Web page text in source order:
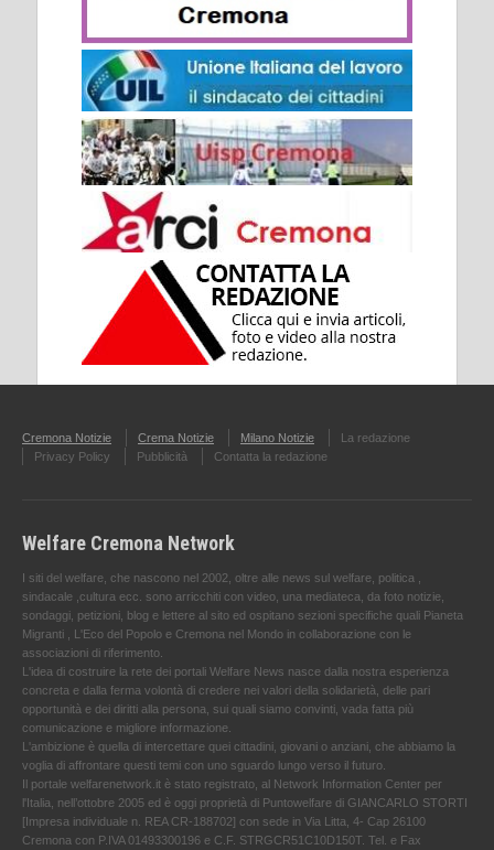
Cremona Notizie Crema Notizie Milano Notizie
La redazione
Privacy Policy
Pubblicità Contatta la redazione
Welfare Cremona Network
I siti del welfare, che nascono nel 2002, oltre alle news sul welfare, politica ,
sindacale ,cultura ecc. sono arricchiti con video, una mediateca, da foto notizie,
sondaggi, petizioni, blog e lettere al sito ed ospitano sezioni specifiche quali Pianeta
Migranti , L'Eco del Popolo e Cremona nel Mondo in collaborazione con le
associazioni di riferimento.
L'idea di costruire la rete dei portali Welfare News nasce dalla nostra esperienza
concreta e dalla ferma volontà di credere nei valori della solidarietà, delle pari
opportunità e dei diritti alla persona, sui quali siamo convinti, vada fatta più
comunicazione e migliore informazione.
L'ambizione è quella di intercettare quei cittadini, giovani o anziani, che abbiamo la
voglia di affrontare questi temi con uno sguardo lungo verso il futuro.
Il portale welfarenetwork.it è stato registrato, al Network Information Center per
l'Italia, nell’ottobre 2005 ed è oggi proprietà di Puntowelfare di GIANCARLO STORTI
[Impresa individuale n. REA CR-188702] con sede in Via Litta, 4- Cap 26100
Cremona con P.IVA 01493300196 e C.F. STRGCR51C10D150T. Tel. e Fax